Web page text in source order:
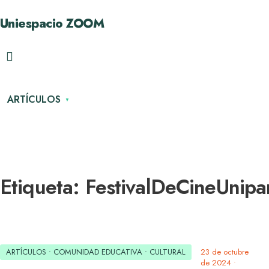
Uniespacio ZOOM
ARTÍCULOS
Etiqueta:
ARTÍCULOS • COMUNIDAD EDUCATIVA • CULTURAL
23 de octubre
de 2024 •